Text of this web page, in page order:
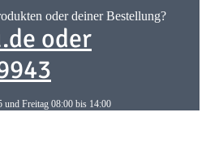
oder deiner Bestellung?
oder
und Freitag 08:00 bis 14:00